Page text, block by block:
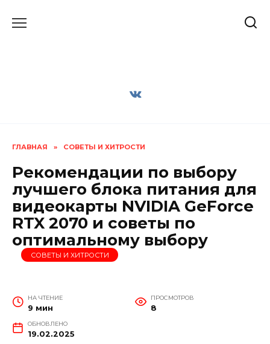
ГЛАВНАЯ » СОВЕТЫ И ХИТРОСТИ
Рекомендации по выбору
лучшего блока питания для
видеокарты NVIDIA GeForce
RTX 2070 и советы по
оптимальному выбору
СОВЕТЫ И ХИТРОСТИ
НА ЧТЕНИЕ
9 мин
ПРОСМОТРОВ
8
ОБНОВЛЕНО
19.02.2025